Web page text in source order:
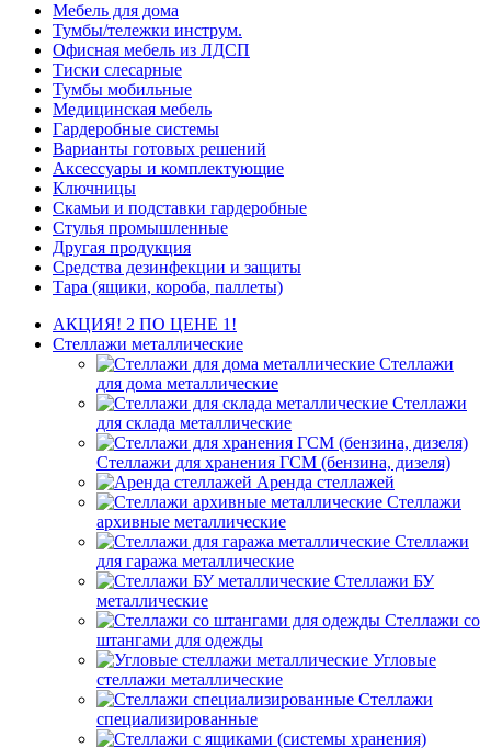
Мебель для дома
Тумбы/тележки инструм.
Офисная мебель из ЛДСП
Тиски слесарные
Тумбы мобильные
Медицинская мебель
Гардеробные системы
Варианты готовых решений
Аксессуары и комплектующие
Ключницы
Скамьи и подставки гардеробные
Стулья промышленные
Другая продукция
Средства дезинфекции и защиты
Тара (ящики, короба, паллеты)
АКЦИЯ! 2 ПО ЦЕНЕ 1!
Стеллажи металлические
Стеллажи
для дома металлические
Стеллажи
для склада металлические
Стеллажи для хранения ГСМ (бензина, дизеля)
Аренда стеллажей
Стеллажи
архивные металлические
Стеллажи
для гаража металлические
Стеллажи БУ
металлические
Стеллажи со
штангами для одежды
Угловые
стеллажи металлические
Стеллажи
специализированные